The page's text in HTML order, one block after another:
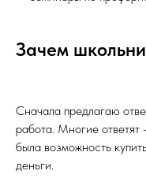
Зачем
Сначала предлагаю
работа. Многие
была возможность
деньги.